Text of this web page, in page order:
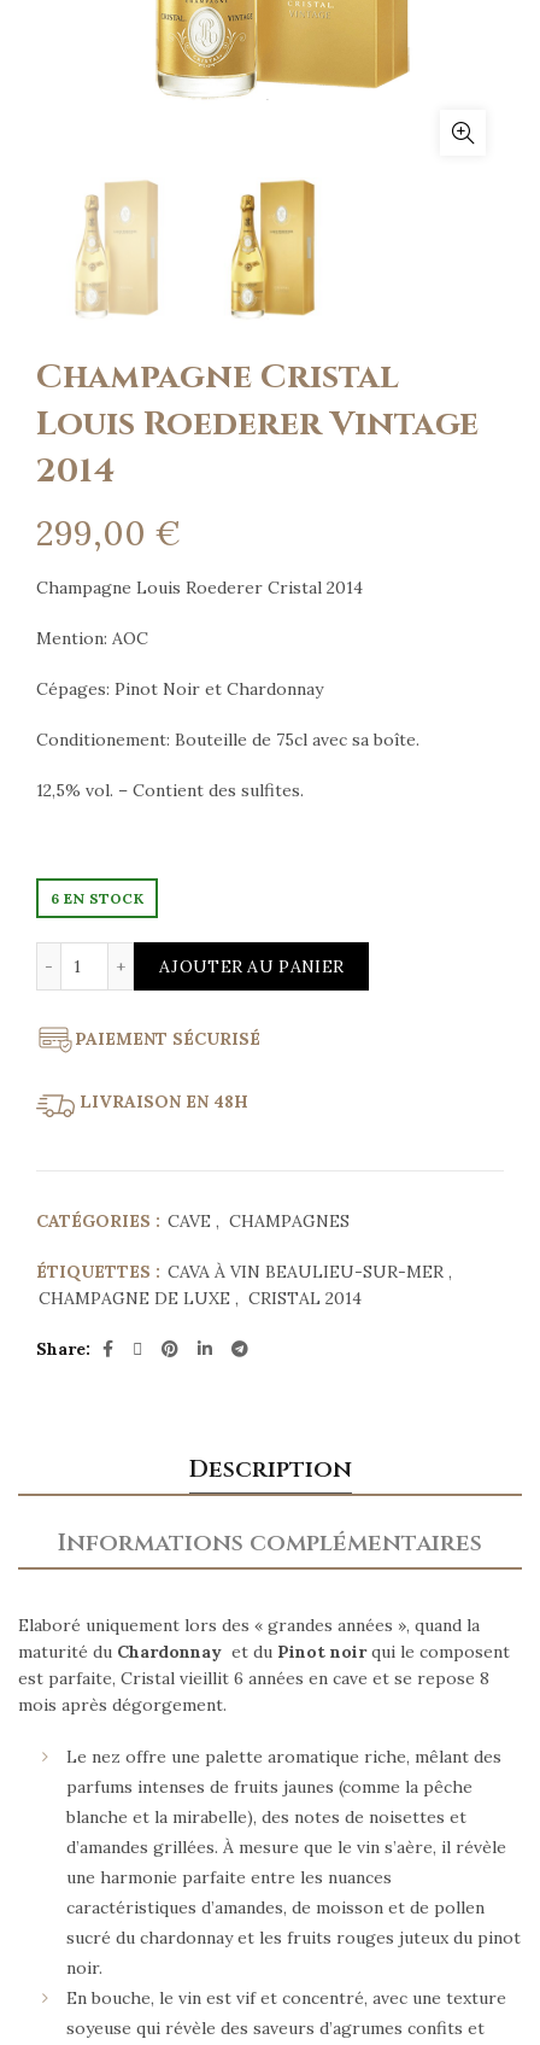
Champagne Cristal
Louis Roederer Vintage
2014
299,00 €
Champagne Louis Roederer Cristal 2014
Mention: AOC
Cépages: Pinot Noir et Chardonnay
Conditionement: Bouteille de 75cl avec sa boîte.
12,5% vol. – Contient des sulfites.
6 EN STOCK
AJOUTER AU PANIER
PAIEMENT SÉCURISÉ
LIVRAISON EN 48H
CATÉGORIES : CAVE , CHAMPAGNES
ÉTIQUETTES : CAVA À VIN BEAULIEU-SUR-MER ,
CHAMPAGNE DE LUXE , CRISTAL 2014
Share
Description
Informations complémentaires
Elaboré uniquement lors des « grandes années », quand la
maturité du Chardonnay et du Pinot noirqui le composent
est parfaite, Cristal vieillit 6 années en cave et se repose 8
mois après dégorgement.
Le nez offre une palette aromatique riche, mêlant des
parfums intenses de fruits jaunes (comme la pêche
blanche et la mirabelle), des notes de noisettes et
d’amandes grillées. À mesure que le vin s’aère, il révèle
une harmonie parfaite entre les nuances
caractéristiques d’amandes, de moisson et de pollen
sucré du chardonnay et les fruits rouges juteux du pinot
noir.
En bouche, le vin est vif et concentré, avec une texture
soyeuse qui révèle des saveurs d’agrumes confits et